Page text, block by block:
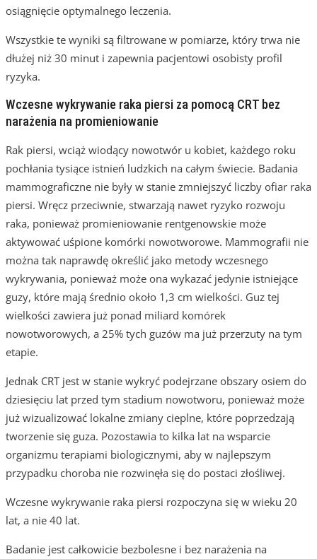
osiągnięcie optymalnego leczenia.
Wszystkie te wyniki są filtrowane w pomiarze, który trwa nie
dłużej niż 30 minut i zapewnia pacjentowi osobisty profil
ryzyka.
Wczesne wykrywanie raka piersi za pomocą CRT bez
narażenia na promieniowanie
Rak piersi, wciąż wiodący nowotwór u kobiet, każdego roku
pochłania tysiące istnień ludzkich na całym świecie. Badania
mammograficzne nie były w stanie zmniejszyć liczby ofiar raka
piersi. Wręcz przeciwnie, stwarzają nawet ryzyko rozwoju
raka, ponieważ promieniowanie rentgenowskie może
aktywować uśpione komórki nowotworowe. Mammografii nie
można tak naprawdę określić jako metody wczesnego
wykrywania, ponieważ może ona wykazać jedynie istniejące
guzy, które mają średnio około 1,3 cm wielkości. Guz tej
wielkości zawiera już ponad miliard komórek
nowotworowych, a 25% tych guzów ma już przerzuty na tym
etapie.
Jednak CRT jest w stanie wykryć podejrzane obszary osiem do
dziesięciu lat przed tym stadium nowotworu, ponieważ może
już wizualizować lokalne zmiany cieplne, które poprzedzają
tworzenie się guza. Pozostawia to kilka lat na wsparcie
organizmu terapiami biologicznymi, aby w najlepszym
przypadku choroba nie rozwinęła się do postaci złośliwej.
Wczesne wykrywanie raka piersi rozpoczyna się w wieku 20
lat, a nie 40 lat.
Badanie jest całkowicie bezbolesne i bez narażenia na